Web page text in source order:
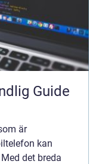
Guide
är
kan
det breda